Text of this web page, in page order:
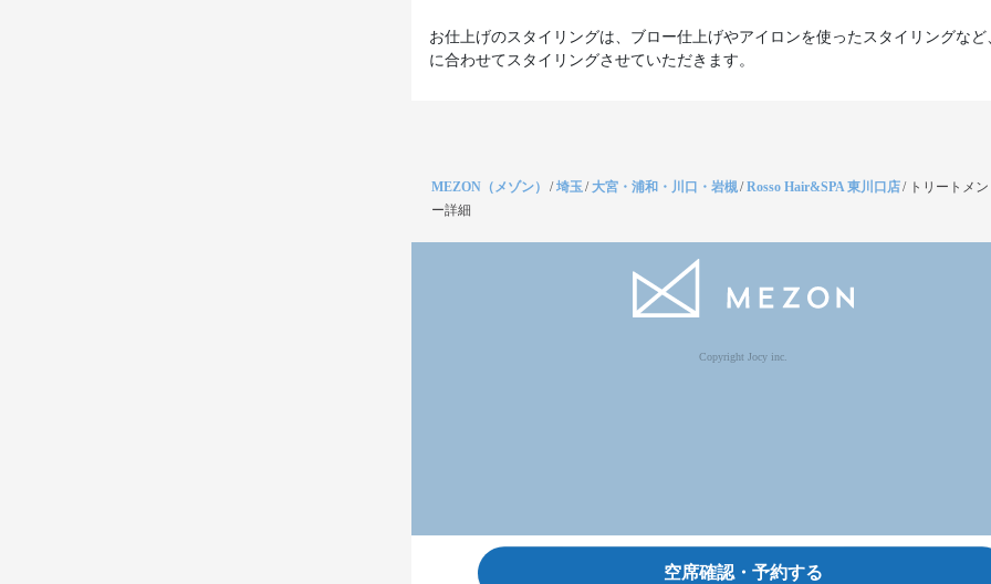
お仕上げのスタイリングは、ブロー仕上げやアイロンを使ったスタイリングなど
に合わせてスタイリングさせていただきます。
MEZON（メゾン） /埼玉/大宮・浦和・川口・岩槻/Rosso Hair&SPA 東川口店/ トリートメ
ー詳細
Copyright Jocy inc.
空席確認・予約する